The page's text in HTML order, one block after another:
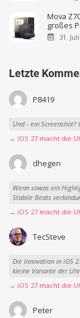
Mova
großes
31.
Letzte
P8419
Und - ein
→ iOS 27 macht die
dhegen
Wenn sowas ein
Stabile Beats
→ iOS 27 macht die
TecSteve
Die Innovation in iOS
kleine Variante der
→ iOS 27 macht die
Peter